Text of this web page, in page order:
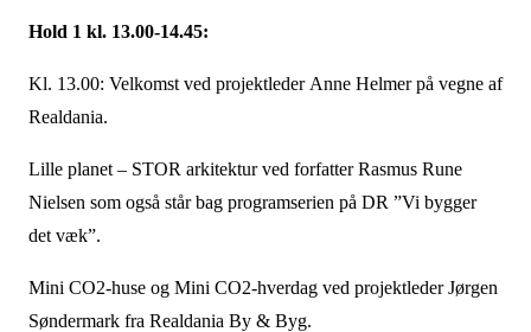
Hold 1 kl. 13.00-14.45:
Kl. 13.00: Velkomst ved projektleder Anne Helmer på vegne af
Realdania.
Lille planet – STOR arkitektur ved forfatter Rasmus Rune
Nielsen som også står bag programserien på DR ”Vi bygger
det væk”.
Mini CO2-huse og Mini CO2-hverdag ved projektleder Jørgen
Søndermark fra Realdania By & Byg.